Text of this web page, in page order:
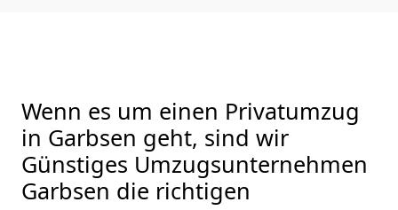
Wenn es um einen Privatumzug
in Garbsen geht, sind wir
Günstiges Umzugsunternehmen
Garbsen die richtigen